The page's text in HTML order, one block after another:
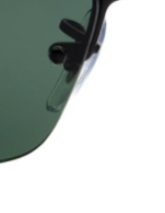
Glasbreite